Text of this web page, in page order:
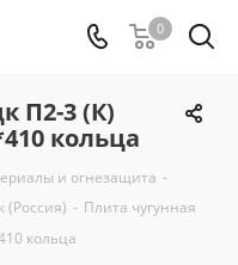
0
П2-3 (К)
кольца
и огнезащита -
(Россия) - Плита чугунная
кольца